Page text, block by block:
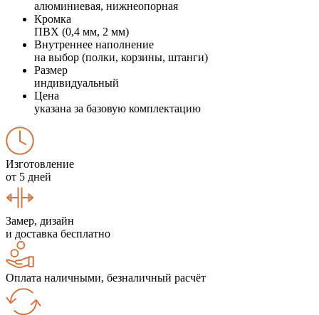
алюминиевая, нижнеопорная
Кромка
ПВХ (0,4 мм, 2 мм)
Внутреннее наполнение
на выбор (полки, корзины, штанги)
Размер
индивидуальный
Цена
указана за базовую комплектацию
Изготовление
от 5 дней
Замер, дизайн
и доставка бесплатно
Оплата наличными, безналичный расчёт